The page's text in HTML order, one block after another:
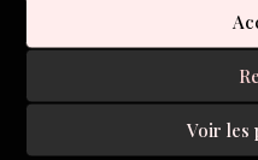
Voir les